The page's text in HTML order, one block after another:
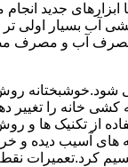
جدید
آب بسیار اولی
آب و مصرف
شود.خوشبختانه
کشی خانه را
از تکنیک ها
های آسیب دیده و
کرد.تعمیرات